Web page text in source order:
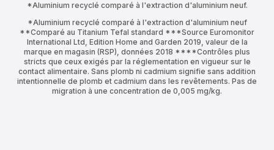
*Aluminium recyclé comparé à l'extraction d'aluminium neuf.
*Aluminium recyclé comparé à l'extraction d'aluminium neuf
**Comparé au Titanium Tefal standard ***Source Euromonitor
International Ltd, Edition Home and Garden 2019, valeur de la
marque en magasin (RSP), données 2018 ****Contrôles plus
stricts que ceux exigés par la réglementation en vigueur sur le
contact alimentaire. Sans plomb ni cadmium signifie sans addition
intentionnelle de plomb et cadmium dans les revêtements. Pas de
migration à une concentration de 0,005 mg/kg.